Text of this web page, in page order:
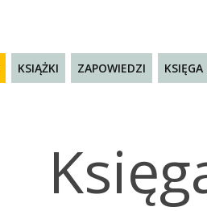
KSIĄŻKI ZAPOWIEDZI KSIĘGA